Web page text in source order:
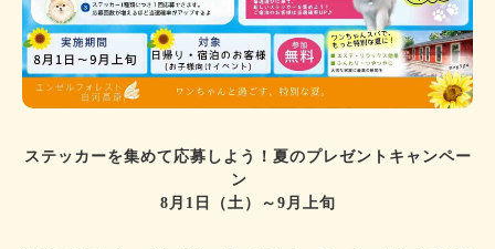
ステッカーを集めて応募しよう！夏のプレゼントキャンペー
ン
8月1日（土）～9月上旬